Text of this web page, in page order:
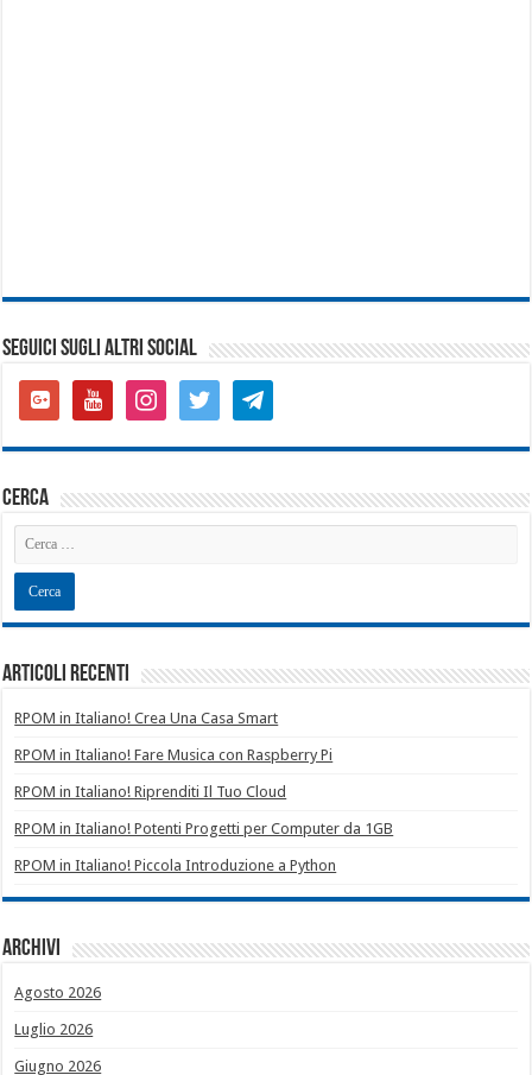
SEGUICI SUGLI ALTRI SOCIAL
google-
plus-
youtube instagramtwitter telegram
cerca
Articoli recenti
RPOM in Italiano! Crea Una Casa Smart
RPOM in Italiano! Fare Musica con Raspberry Pi
RPOM in Italiano! Riprenditi Il Tuo Cloud
RPOM in Italiano! Potenti Progetti per Computer da 1GB
RPOM in Italiano! Piccola Introduzione a Python
Archivi
Agosto 2026
Luglio 2026
Giugno 2026